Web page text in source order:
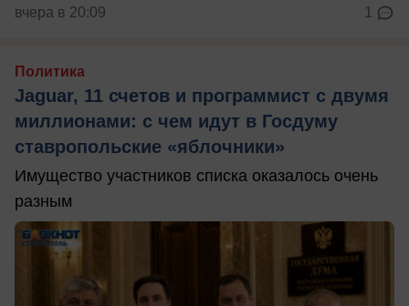
вчера в 20:09 1
Политика
Jaguar, 11 счетов и программист с двумя
миллионами: с чем идут в Госдуму
ставропольские «яблочники»
Имущество участников списка оказалось очень
разным